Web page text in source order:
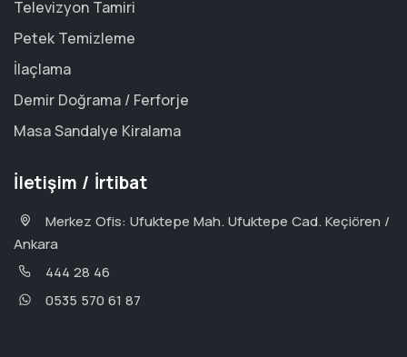
Televizyon Tamiri
Petek Temizleme
İlaçlama
Demir Doğrama / Ferforje
Masa Sandalye Kiralama
İletişim / İrtibat
Merkez Ofis: Ufuktepe Mah. Ufuktepe Cad. Keçiören /
Ankara
444 28 46
0535 570 61 87